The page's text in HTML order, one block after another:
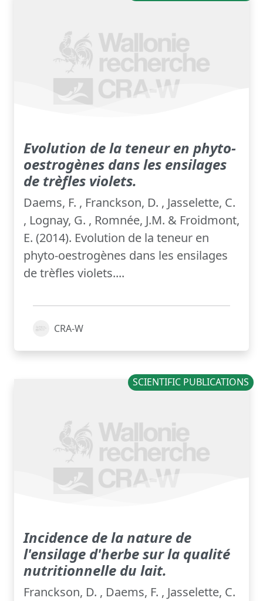
Evolution de la teneur en phyto-
oestrogènes dans les ensilages
de trèfles violets.
Daems, F. , Franckson, D. , Jasselette, C.
, Lognay, G. , Romnée, J.M. & Froidmont,
E. (2014). Evolution de la teneur en
phyto-oestrogènes dans les ensilages
de trèfles violets....
CRA-W
SCIENTIFIC PUBLICATIONS
Incidence de la nature de
l'ensilage d'herbe sur la qualité
nutritionnelle du lait.
Franckson, D. , Daems, F. , Jasselette, C.